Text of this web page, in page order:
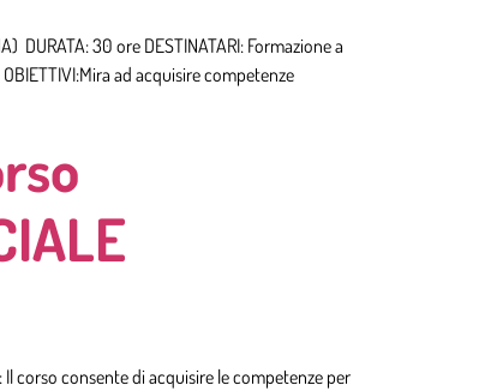
DURATA: 30 ore DESTINATARI: Formazione a
ad acquisire competenze
Il corso consente di acquisire le competenze per